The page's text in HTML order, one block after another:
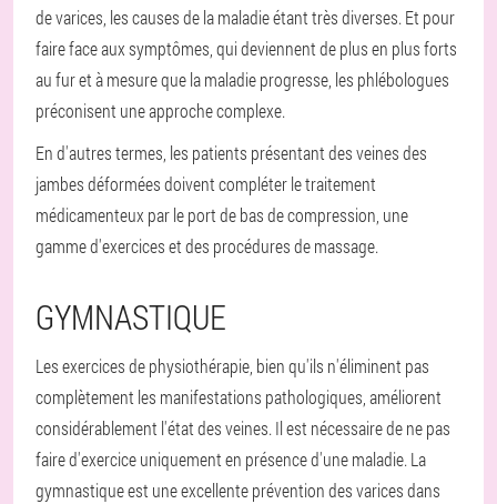
de varices, les causes de la maladie étant très diverses. Et pour
faire face aux symptômes, qui deviennent de plus en plus forts
au fur et à mesure que la maladie progresse, les phlébologues
préconisent une approche complexe.
En d'autres termes, les patients présentant des veines des
jambes déformées doivent compléter le traitement
médicamenteux par le port de bas de compression, une
gamme d'exercices et des procédures de massage.
GYMNASTIQUE
Les exercices de physiothérapie, bien qu'ils n'éliminent pas
complètement les manifestations pathologiques, améliorent
considérablement l'état des veines. Il est nécessaire de ne pas
faire d'exercice uniquement en présence d'une maladie. La
gymnastique est une excellente prévention des varices dans